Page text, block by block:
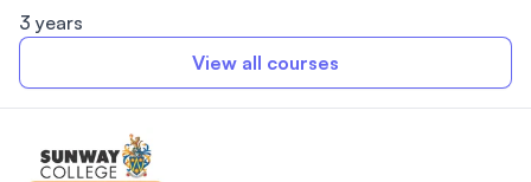
3 years
View all courses